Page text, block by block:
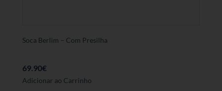
Soca Berlim – Com Presilha
69.90€
Adicionar ao CarrinhoEste